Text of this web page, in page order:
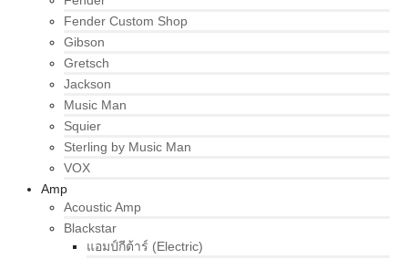
Fender Custom Shop
Gibson
Gretsch
Jackson
Music Man
Squier
Sterling by Music Man
VOX
Amp
Acoustic Amp
Blackstar
แอมป์กีต้าร์ (Electric)